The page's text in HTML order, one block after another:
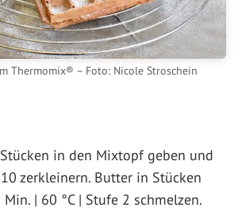
Thermomix® – Foto: Nicole Stroschein
in den Mixtopf geben und
zerkleinern. Butter in Stücken
| 60 °C | Stufe 2 schmelzen.